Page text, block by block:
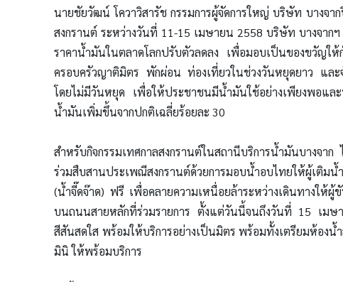
นายชัยวัฒน์ โควาวิสารัช กรรมการผู้จัดการใหญ่ บริษัท บางจา
สงกรานต์ ระหว่างวันที่ 11-15 เมษายน 2558 บริษัท บางจาก
ราคาน้ำมันในตลาดโลกปรับตัวลดลง เพื่อมอบเป็นของขวัญให้
ครอบครัวญาติมิตร พักผ่อน ท่องเที่ยวในช่วงวันหยุดยาว และ
โดยไม่มีวันหยุด เพื่อให้ประชาชนมีน้ำมันใช้อย่างเพียงพอและ
น้ำมันเพิ่มขึ้นจากปกติเฉลี่ยร้อยละ 30
สำหรับกิจกรรมเทศกาลสงกรานต์ในสถานีบริการน้ำมันบางจา
ร่วมสืบสานประเพณีสงกรานต์ด้วยการมอบน้ำอบไทยให้ผู้เติ
(น้ำจี๊ดจ๊าด) ฟรี เพื่อคลายความเหนื่อยล้าระหว่างเดินทางให้
บนถนนสายหลักที่ร่วมรายการ ตั้งแต่วันนี้จนถึงวันที่ 15 เมษ
สีสันสดใส พร้อมให้บริการอย่างเป็นมิตร พร้อมทั้งเตรียมห้อง
มินิ ให้พร้อมบริการ